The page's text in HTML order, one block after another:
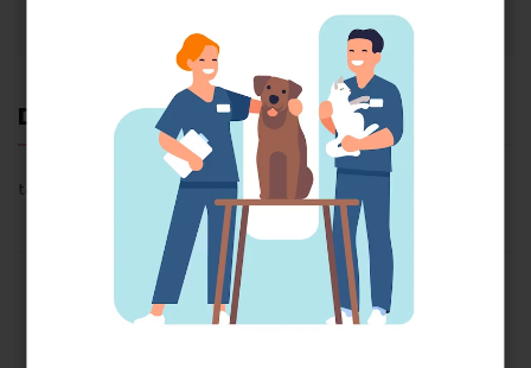
Description Reviews (0)
tab